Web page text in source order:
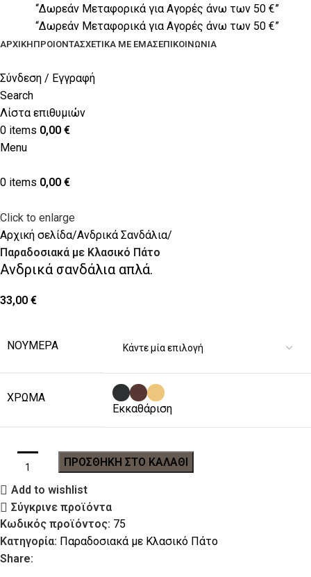
“Δωρεάν Μεταφορικά για Αγορές άνω των 50 €”
“Δωρεάν Μεταφορικά για Αγορές άνω των 50 €”
ΑΡΧΙΚΉΠΡΟΙΟΝΤΑΣΧΕΤΙΚΆ ΜΕ ΕΜΆΣΕΠΙΚΟΙΝΩΝΊΑ
Σύνδεση / Εγγραφή
Search
Λίστα επιθυμιών
0 items 0,00 €
Menu
0 items 0,00 €
Click to enlarge
Αρχική σελίδα Ανδρικά Σανδάλια
Παραδοσιακά με Κλασικό Πάτο
Ανδρικά σανδάλια απλά.
33,00 €
ΝΟΎΜΕΡΑ
ΧΡΏΜΑ
Εκκαθάριση
ΠΡΟΣΘΉΚΗ ΣΤΟ ΚΑΛΆΘΙ
Add to wishlist
Σύγκρινε προϊόντα
Κωδικός προϊόντος: 75
Κατηγορία: Παραδοσιακά με Κλασικό Πάτο
Share: